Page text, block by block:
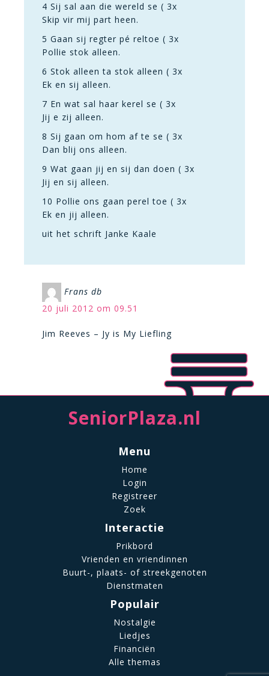
4 Sij sal aan die wereld se ( 3x
Skip vir mij part heen.
5 Gaan sij regter pé reltoe ( 3x
Pollie stok alleen.
6 Stok alleen ta stok alleen ( 3x
Ek en sij alleen.
7 En wat sal haar kerel se ( 3x
Jij e zij alleen.
8 Sij gaan om hom af te se ( 3x
Dan blij ons alleen.
9 Wat gaan jij en sij dan doen ( 3x
Jij en sij alleen.
10 Pollie ons gaan perel toe ( 3x
Ek en jij alleen.
uit het schrift Janke Kaale
Frans db
20 juli 2012 om 09.51
Jim Reeves – Jy is My Liefling
SeniorPlaza.nl
Menu
Home
Login
Registreer
Zoek
Interactie
Prikbord
Vrienden en vriendinnen
Buurt-, plaats- of streekgenoten
Dienstmaten
Populair
Nostalgie
Liedjes
Financiën
Alle themas